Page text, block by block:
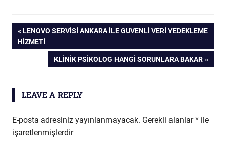
Yazı
gezinmesi
PREVIOUS
POST:
LENOVO SERVISI ANKARA İLE GUVENLI VERI YEDEKLEME
HIZMETI
NEXT
POST:
KLINIK PSIKOLOG HANGI SORUNLARA BAKAR
LEAVE A REPLY
E-posta adresiniz yayınlanmayacak. Gerekli alanlar* ile
işaretlenmişlerdir